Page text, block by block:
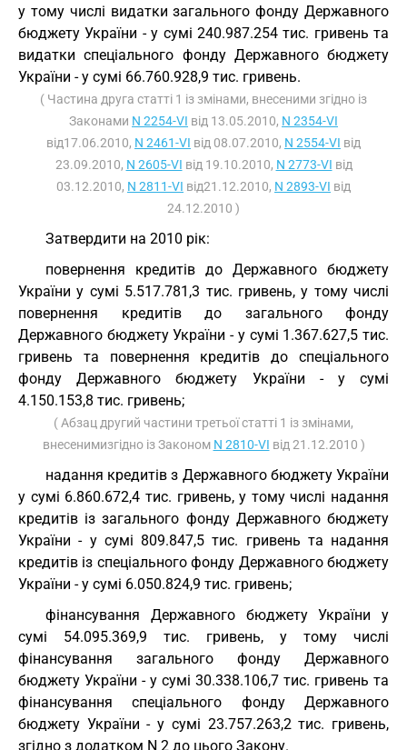
у тому числі видатки загального фонду Державного
бюджету України - у сумі 240.987.254 тис. гривень та
видатки спеціального фонду Державного бюджету
України - у сумі 66.760.928,9 тис. гривень.
( Частина друга статті 1 із змінами, внесеними згідно із
Законами N 2254-VI від 13.05.2010, N 2354-VI
від17.06.2010, N 2461-VI від 08.07.2010, N 2554-VI від
23.09.2010, N 2605-VI від 19.10.2010, N 2773-VI від
03.12.2010, N 2811-VI від21.12.2010, N 2893-VI від
24.12.2010 )
Затвердити на 2010 рік:
повернення кредитів до Державного бюджету
України у сумі 5.517.781,3 тис. гривень, у тому числі
повернення кредитів до загального фонду
Державного бюджету України - у сумі 1.367.627,5 тис.
гривень та повернення кредитів до спеціального
фонду Державного бюджету України - у сумі
4.150.153,8 тис. гривень;
( Абзац другий частини третьої статті 1 із змінами,
внесенимизгідно із Законом N 2810-VI від 21.12.2010 )
надання кредитів з Державного бюджету України
у сумі 6.860.672,4 тис. гривень, у тому числі надання
кредитів із загального фонду Державного бюджету
України - у сумі 809.847,5 тис. гривень та надання
кредитів із спеціального фонду Державного бюджету
України - у сумі 6.050.824,9 тис. гривень;
фінансування Державного бюджету України у
сумі 54.095.369,9 тис. гривень, у тому числі
фінансування загального фонду Державного
бюджету України - у сумі 30.338.106,7 тис. гривень та
фінансування спеціального фонду Державного
бюджету України - у сумі 23.757.263,2 тис. гривень,
згідно з додатком N 2 до цього Закону.